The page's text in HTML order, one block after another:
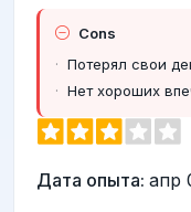
Cons
Потерял свои
Нет хороших
Дата опыта: апр